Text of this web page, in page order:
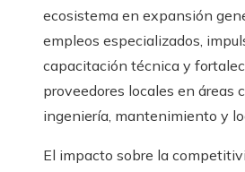
ecosistema en expansión
empleos especializados,
capacitación técnica y
proveedores locales en áreas
ingeniería, mantenimiento y
El impacto sobre la